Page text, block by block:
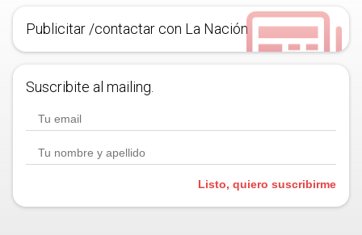
Publicitar /contactar con La Nación
Suscribite al mailing.
Listo, quiero suscribirme